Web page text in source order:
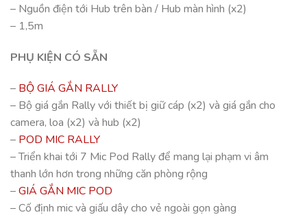
– Nguồn điện tới Hub trên bàn / Hub màn hình (x2)
– 1,5m
PHỤ KIỆN CÓ SẴN
– BỘ GIÁ GẮN RALLY
– Bộ giá gắn Rally với thiết bị giữ cáp (x2) và giá gắn cho
camera, loa (x2) và hub (x2)
– POD MIC RALLY
– Triển khai tới 7 Mic Pod Rally để mang lại phạm vi âm
thanh lớn hơn trong những căn phòng rộng
–GIÁ GẮN MIC POD
– Cố định mic và giấu dây cho vẻ ngoài gọn gàng